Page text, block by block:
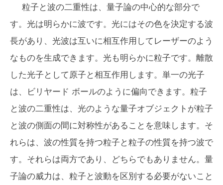
粒子と波の二重性は、量子論の中心的な部分で
す。光は明らかに波です。光にはその色を決定する波
長があり、光波は互いに相互作用してレーザーのよう
なものを生成できます。光も明らかに粒子です。離散
した光子として原子と相互作用します。単一の光子
は、ビリヤード ボールのように偏向できます。粒子
と波の二重性は、光のような量子オブジェクトが粒子
と波の側面の間に対称性があることを意味します。そ
れらは、波の性質を持つ粒子と粒子の性質を持つ波で
す。それらは両方であり、どちらでもありません。量
子論の威力は、粒子と波動を区別する必要がないこと